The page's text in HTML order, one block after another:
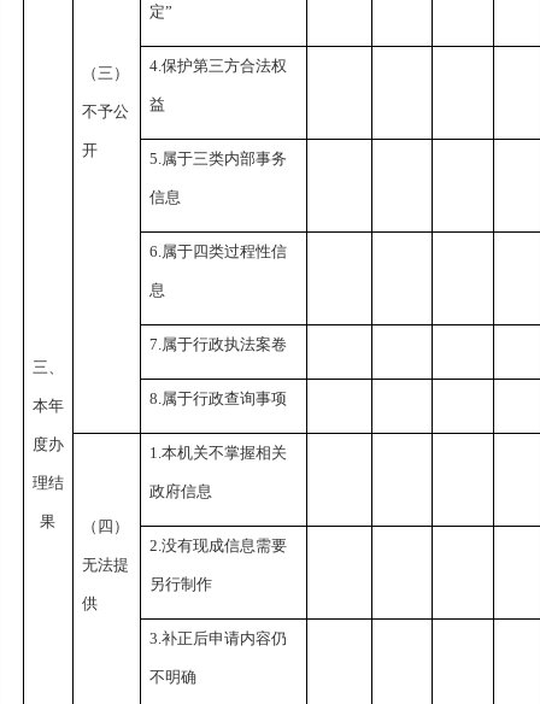
三、
本年
度办
理结
果
（三）
不予公
开
定”
4.保护第三方合法权
益
5.属于三类内部事务
信息
6.属于四类过程性信
息
7.属于行政执法案卷
8.属于行政查询事项
（四）
无法提
供
1.本机关不掌握相关
政府信息
2.没有现成信息需要
另行制作
3.补正后申请内容仍
不明确